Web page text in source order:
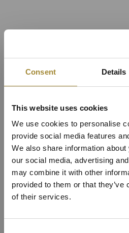
Consent Details
This website uses cookies
We use cookies to personalise
provide social media features
We also share information
our social media, advertising
may combine it with other
provided to them or that
of their services.
w